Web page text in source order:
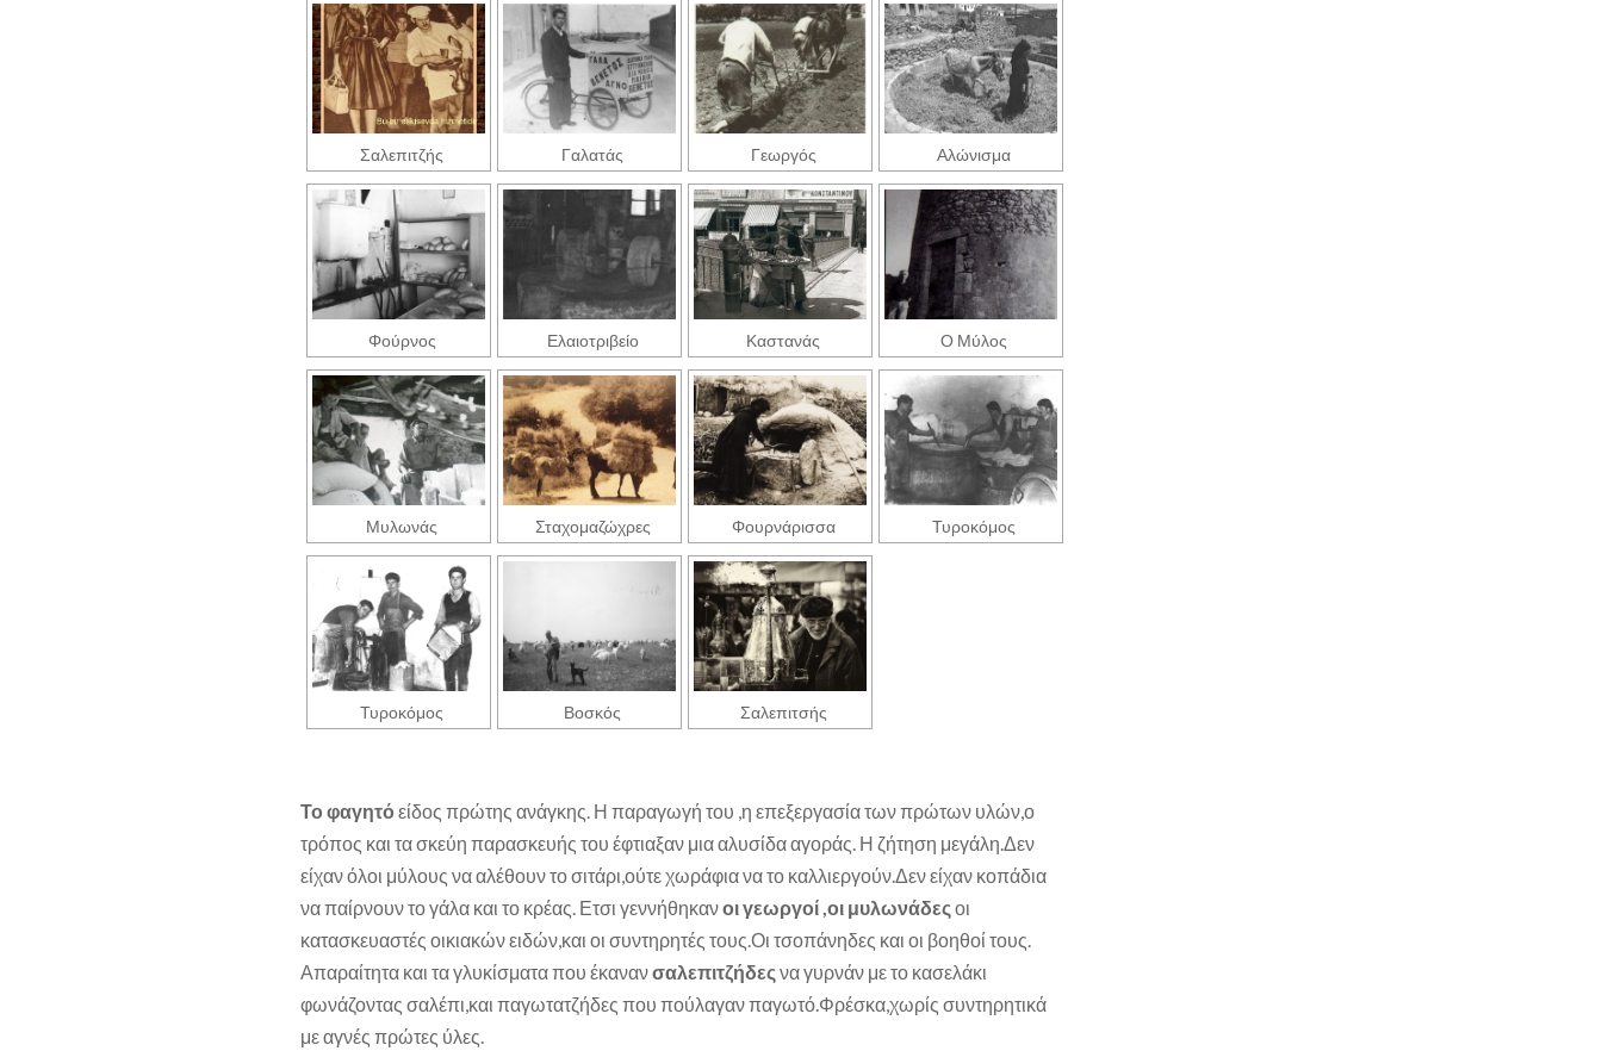
Σαλεπιτζής Γαλατάς Γεωργός Αλώνισμα
Φούρνος Ελαιοτριβείο Καστανάς Ο Μύλος
Μυλωνάς Σταχομαζώχρες Φουρνάρισσα Τυροκόμος
Τυροκόμος Βοσκός Σαλεπιτσής
Το φαγητό είδος πρώτης ανάγκης. Η παραγωγή του ,η επεξεργασία των πρώτων υλών,ο
τρόπος και τα σκεύη παρασκευής του έφτιαξαν μια αλυσίδα αγοράς. Η ζήτηση μεγάλη.Δεν
είχαν όλοι μύλους να αλέθουν το σιτάρι,ούτε χωράφια να το καλλιεργούν.Δεν είχαν κοπάδια
να παίρνουν το γάλα και το κρέας. Ετσι γεννήθηκανοι γεωργοί ,οι μυλωνάδες οι
κατασκευαστές οικιακών ειδών,και οι συντηρητές τους.Οι τσοπάνηδες και οι βοηθοί τους.
Απαραίτητα και τα γλυκίσματα που έκανανσαλεπιτζήδες να γυρνάν με το κασελάκι
φωνάζοντας σαλέπι,και παγωτατζήδες που πούλαγαν παγωτό.Φρέσκα,χωρίς συντηρητικά
με αγνές πρώτες ύλες.